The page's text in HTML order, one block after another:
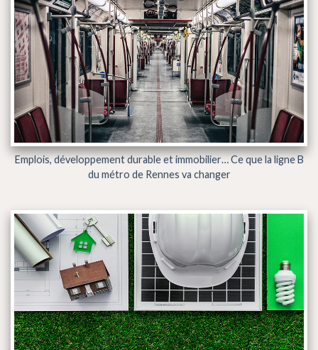
Emplois, développement durable et immobilier… Ce que la ligne B
du métro de Rennes va changer